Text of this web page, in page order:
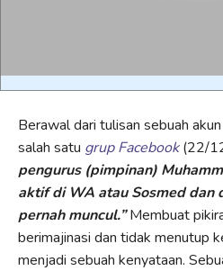
Berawal dari tulisan sebuah
salah satu grup Facebook(22/
pengurus (pimpinan)
aktif di WA atau Sosmed dan
pernah muncul.”Membuat
berimajinasi dan tidak menutup
menjadi sebuah kenyataan.